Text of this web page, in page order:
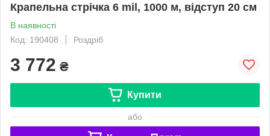
Крапельна стрічка 6 mil, 1000 м, відступ 20 см
В наявності
Код: 190408
Роздріб
3 772 ₴
Купити
або